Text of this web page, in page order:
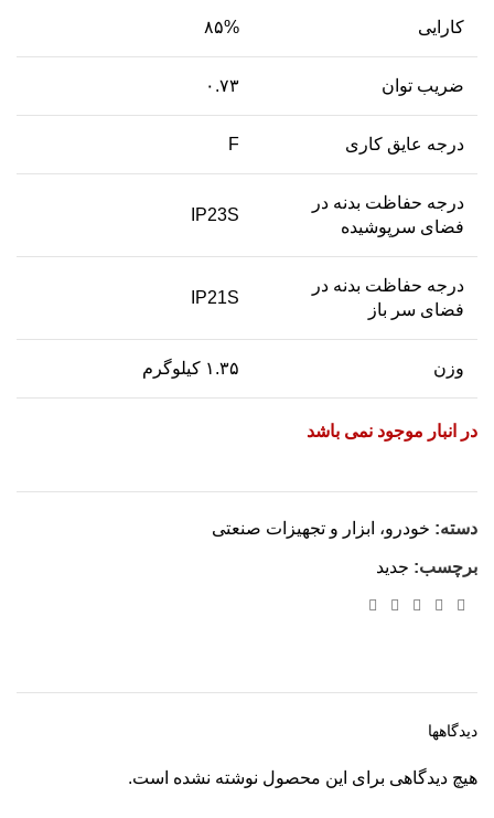
کارایی ۸۵%
ضریب توان ۰.۷۳
درجه عایق کاری F
درجه حفاظت بدنه در
فضای سرپوشیده
IP23S
درجه حفاظت بدنه در
فضای سر باز
IP21S
وزن ۱.۳۵ کیلوگرم
در انبار موجود نمی باشد
دسته: خودرو، ابزار و تجهیزات صنعتی
برچسب: جدید
دیدگاهها
هیچ دیدگاهی برای این محصول نوشته نشده است.